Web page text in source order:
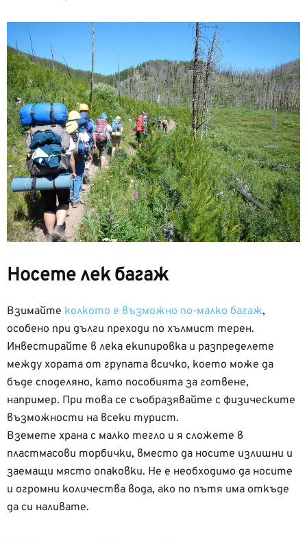
Носете лек багаж
Взимайте колкото е възможно по-малко багаж,
особено при дълги преходи по хълмист терен.
Инвестирайте в лека екипировка и разпределете
между хората от групата всичко, което може да
бъде споделяно, като пособията за готвене,
например. При това се съобразявайте с физическите
възможности на всеки турист.
Вземете храна с малко тегло и я сложете в
пластмасови торбички, вместо да носите излишни и
заемащи място опаковки. Не е необходимо да носите
и огромни количества вода, ако по пътя има откъде
да си наливате.